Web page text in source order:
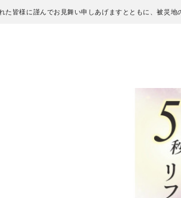
た皆様に謹んでお見舞い申しあげますとともに、被災地